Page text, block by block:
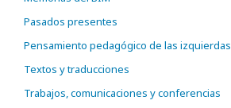
Pasados presentes
Pensamiento pedagógico de las izquierdas
Textos y traducciones
Trabajos, comunicaciones y conferencias